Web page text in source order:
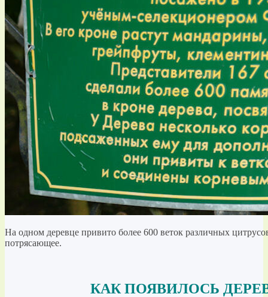
На одном деревце привито более 600 веток различных
потрясающее.
КАК ПОЯВИЛОСЬ